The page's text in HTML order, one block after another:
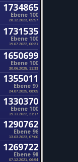
1734865
Ebene 100
28.12.2023, 05:57
1731535
Ebene 100
19.07.2022, 06:31
1650699
Ebene 100
30.06.2025, 11:33
1355011
Ebene 97
24.07.2025, 08:05
1330370
Ebene 100
19.11.2022, 21:17
1290762
Ebene 96
13.03.2023, 07:00
1269722
Ebene 98
07.12.2021, 06:54